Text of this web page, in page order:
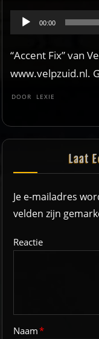
Audiospeler
00:00
“Accent Fix” van
www.velpzuid.nl.
DOOR LEXIE
Laat
Je e-mailadres
velden zijn
Reactie
Naam*